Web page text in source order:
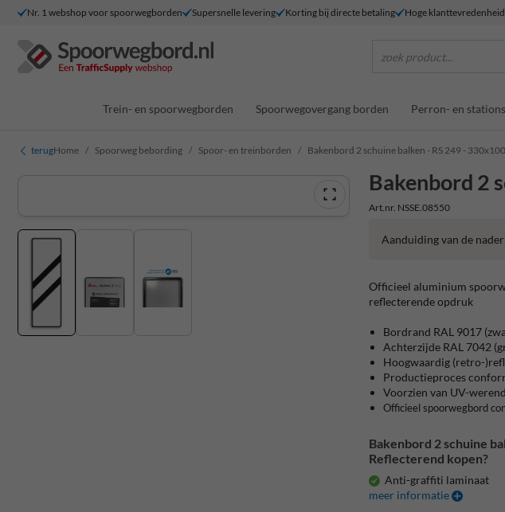
Nr. 1 webshop voor spoorwegborden Supersnelle levering Korting bij directe betaling Hoge klanttevredenheid
zoek product...
Trein- en spoorwegborden Spoorwegovergang borden Perron- en
terugHome Spoorweg bebording Spoor- en treinborden Bakenbord 2 schuine balken - RS 249 -
Bakenbord 2
Art.nr. NSSE.08550
Aanduiding van de
Officieel aluminium
reflecterende opdruk
Bordrand RAL 9017
Achterzijde RAL 7042
Hoogwaardig (retro-
Productieproces
Voorzien van UV-
Officieel spoorwegbord
Bakenbord 2 schuine
Reflecterend kopen?
Anti-graffiti laminaat
meer informatie